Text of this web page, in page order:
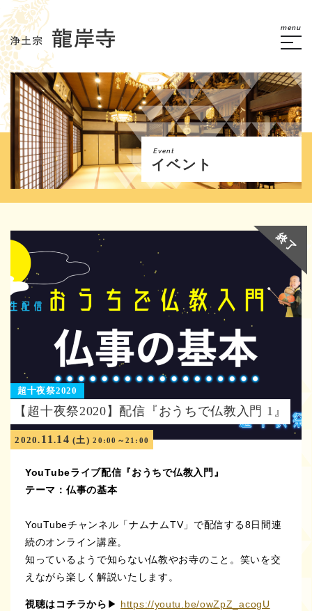
menu
Event
イベント
超十夜祭2020
【超十夜祭2020】配信『おうちで仏教入門 1』
2020. 11.14 (土)20:00～21:00
終了
YouTubeライブ配信『おうちで仏教入門』
テーマ：仏事の基本
YouTubeチャンネル「ナムナムTV」で配信する8日間連
続のオンライン講座。
知っているようで知らない仏教やお寺のこと。笑いを交
えながら楽しく解説いたします。
視聴はコチラから ▶︎ https://youtu.be/owZpZ_acogU